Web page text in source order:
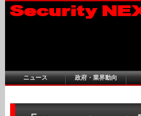
ニュース 政府・業界動向